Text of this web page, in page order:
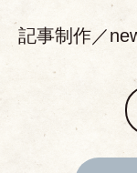
記事制作／